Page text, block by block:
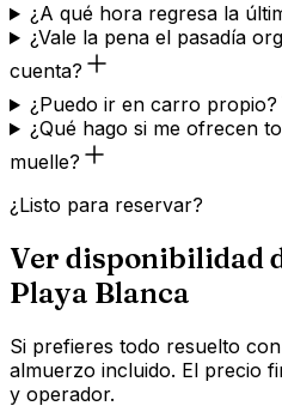
¿A qué hora regresa la
¿Vale la pena el pasadía
cuenta?
¿Puedo ir en carro propio?
¿Qué hago si me ofrecen
muelle?
¿Listo para reservar?
Ver disponibilidad
Playa Blanca
Si prefieres todo resuelto
almuerzo incluido. El precio
y operador.